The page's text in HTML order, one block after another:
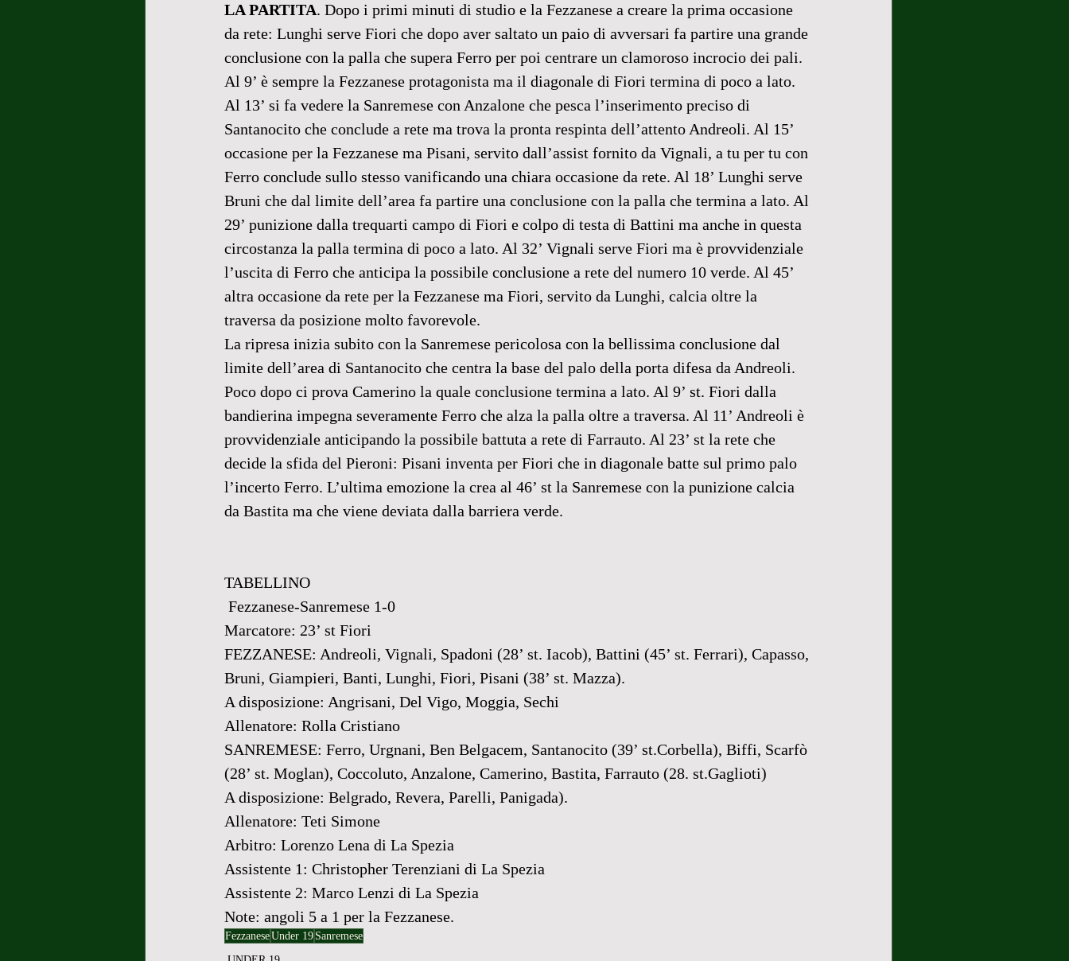
LA PARTITA. Dopo i primi minuti di studio e la Fezzanese a creare la prima occasione
da rete: Lunghi serve Fiori che dopo aver saltato un paio di avversari fa partire una grande
conclusione con la palla che supera Ferro per poi centrare un clamoroso incrocio dei pali.
Al 9’ è sempre la Fezzanese protagonista ma il diagonale di Fiori termina di poco a lato.
Al 13’ si fa vedere la Sanremese con Anzalone che pesca l’inserimento preciso di
Santanocito che conclude a rete ma trova la pronta respinta dell’attento Andreoli. Al 15’
occasione per la Fezzanese ma Pisani, servito dall’assist fornito da Vignali, a tu per tu con
Ferro conclude sullo stesso vanificando una chiara occasione da rete. Al 18’ Lunghi serve
Bruni che dal limite dell’area fa partire una conclusione con la palla che termina a lato. Al
29’ punizione dalla trequarti campo di Fiori e colpo di testa di Battini ma anche in questa
circostanza la palla termina di poco a lato. Al 32’ Vignali serve Fiori ma è provvidenziale
l’uscita di Ferro che anticipa la possibile conclusione a rete del numero 10 verde. Al 45’
altra occasione da rete per la Fezzanese ma Fiori, servito da Lunghi, calcia oltre la
traversa da posizione molto favorevole.
La ripresa inizia subito con la Sanremese pericolosa con la bellissima conclusione dal
limite dell’area di Santanocito che centra la base del palo della porta difesa da Andreoli.
Poco dopo ci prova Camerino la quale conclusione termina a lato. Al 9’ st. Fiori dalla
bandierina impegna severamente Ferro che alza la palla oltre a traversa. Al 11’ Andreoli è
provvidenziale anticipando la possibile battuta a rete di Farrauto. Al 23’ st la rete che
decide la sfida del Pieroni: Pisani inventa per Fiori che in diagonale batte sul primo palo
l’incerto Ferro. L’ultima emozione la crea al 46’ st la Sanremese con la punizione calcia
da Bastita ma che viene deviata dalla barriera verde.
TABELLINO
Fezzanese-Sanremese 1-0
Marcatore: 23’ st Fiori
FEZZANESE: Andreoli, Vignali, Spadoni (28’ st. Iacob), Battini (45’ st. Ferrari), Capasso,
Bruni, Giampieri, Banti, Lunghi, Fiori, Pisani (38’ st. Mazza).
A disposizione: Angrisani, Del Vigo, Moggia, Sechi
Allenatore: Rolla Cristiano
SANREMESE: Ferro, Urgnani, Ben Belgacem, Santanocito (39’ st.Corbella), Biffi, Scarfò
(28’ st. Moglan), Coccoluto, Anzalone, Camerino, Bastita, Farrauto (28. st.Gaglioti)
A disposizione: Belgrado, Revera, Parelli, Panigada).
Allenatore: Teti Simone
Arbitro: Lorenzo Lena di La Spezia
Assistente 1: Christopher Terenziani di La Spezia
Assistente 2: Marco Lenzi di La Spezia
Note: angoli 5 a 1 per la Fezzanese.
FezzaneseUnder 19 Sanremese